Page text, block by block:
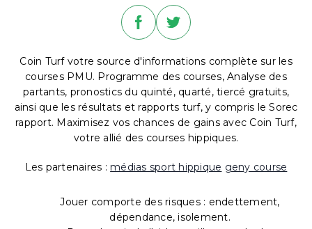
Coin Turf votre source d'informations complète sur les
courses PMU. Programme des courses, Analyse des
partants, pronostics du quinté, quarté, tiercé gratuits,
ainsi que les résultats et rapports turf, y compris le Sorec
rapport. Maximisez vos chances de gains avec Coin Turf,
votre allié des courses hippiques.
Les partenaires : médias sport hippique geny course
Jouer comporte des risques : endettement,
dépendance, isolement.